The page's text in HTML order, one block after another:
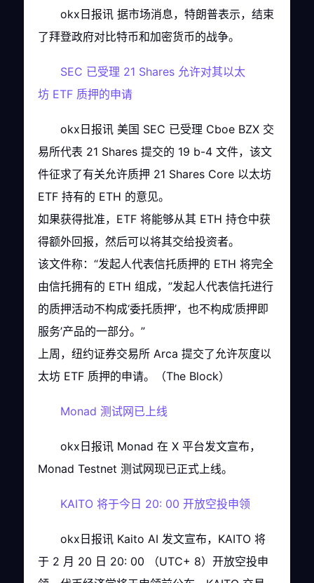
okx日报讯 据市场消息，特朗普表示，结束
了拜登政府对比特币和加密货币的战争。
SEC 已受理 21 Shares 允许对其以太
坊 ETF 质押的申请
okx日报讯 美国 SEC 已受理 Cboe BZX 交
易所代表 21 Shares 提交的 19 b-4 文件，该文
件征求了有关允许质押 21 Shares Core 以太坊
ETF 持有的 ETH 的意见。
如果获得批准，ETF 将能够从其 ETH 持仓中获
得额外回报，然后可以将其交给投资者。
该文件称：“发起人代表信托质押的 ETH 将完全
由信托拥有的 ETH 组成，”发起人代表信托进行
的质押活动不构成‘委托质押’，也不构成‘质押即
服务’产品的一部分。”
上周，纽约证券交易所 Arca 提交了允许灰度以
太坊 ETF 质押的申请。（The Block）
Monad 测试网已上线
okx日报讯 Monad 在 X 平台发文宣布，
Monad Testnet 测试网现已正式上线。
KAITO 将于今日 20: 00 开放空投申领
okx日报讯 Kaito AI 发文宣布，KAITO 将
于 2 月 20 日 20: 00 （UTC+ 8）开放空投申